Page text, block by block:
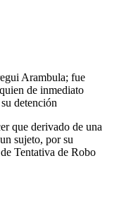
Arambula; fue
de inmediato
detención
que derivado de una
sujeto, por su
Tentativa de Robo